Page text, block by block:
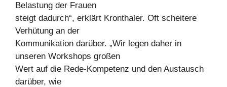
Belastung der Frauen
steigt dadurch“, erklärt Kronthaler. Oft scheitere
Verhütung an der
Kommunikation darüber. „Wir legen daher in
unseren Workshops großen
Wert auf die Rede-Kompetenz und den Austausch
darüber, wie